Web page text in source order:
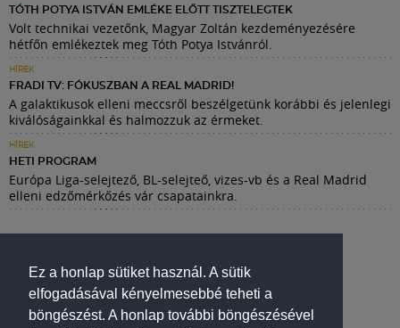
Ez a honlap sütiket használ. A sütik
elfogadásával kényelmesebbé teheti a
böngészést. A honlap további böngészésével
TÓTH POTYA ISTVÁN EMLÉKE ELŐTT TISZTELEGTEK
Volt technikai vezetőnk, Magyar Zoltán kezdeményezésére
hétfőn emlékeztek meg Tóth Potya Istvánról.
HÍREK
FRADI TV: FÓKUSZBAN A REAL MADRID!
A galaktikusok elleni meccsről beszélgetünk korábbi és jelenlegi
kiválóságainkkal és halmozzuk az érmeket.
HÍREK
HETI PROGRAM
Európa Liga-selejtező, BL-selejteő, vizes-vb és a Real Madrid
elleni edzőmérkőzés vár csapatainkra.